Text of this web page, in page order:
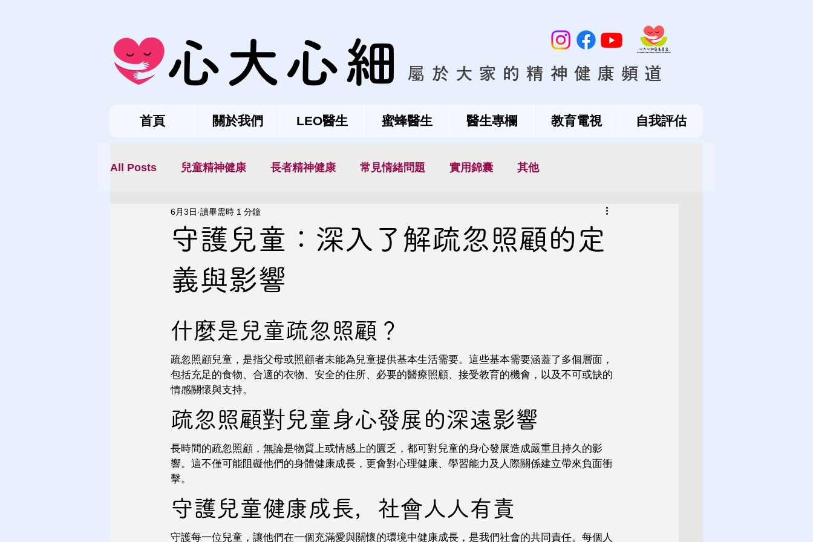
心大心細 屬於大家的精神健康頻道
首頁 關於我們 LEO醫生 蜜蜂醫生 醫生專欄 教育電視 自我評估
All Posts 兒童精神健康 長者精神健康 常見情緒問題 實用錦囊 其他
守護兒童：深入了解疏忽照顧的定
義與影響
6月3日 讀畢需時 1 分鐘
什麼是兒童疏忽照顧？
疏忽照顧兒童，是指父母或照顧者未能為兒童提供基本生活需要。這些基本需要涵蓋了多個層面，
包括充足的食物、合適的衣物、安全的住所、必要的醫療照顧、接受教育的機會，以及不可或缺的
情感關懷與支持。
疏忽照顧對兒童身心發展的深遠影響
長時間的疏忽照顧，無論是物質上或情感上的匱乏，都可對兒童的身心發展造成嚴重且持久的影
響。這不僅可能阻礙他們的身體健康成長，更會對心理健康、學習能力及人際關係建立帶來負面衝
擊。
守護兒童健康成長，社會人人有責
守護每一位兒童，讓他們在一個充滿愛與關懷的環境中健康成長，是我們社會的共同責任。每個人